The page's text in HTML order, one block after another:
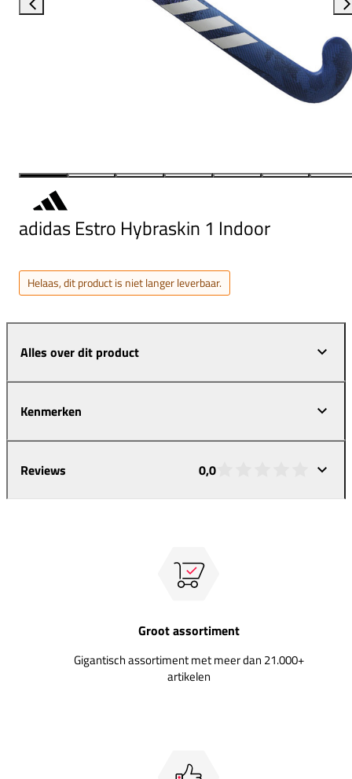
adidas Estro Hybraskin 1 Indoor
Helaas, dit product is niet langer leverbaar.
Alles over dit product
Kenmerken
Reviews 0,0
Groot assortiment
Gigantisch assortiment met meer dan 21.000+
artikelen